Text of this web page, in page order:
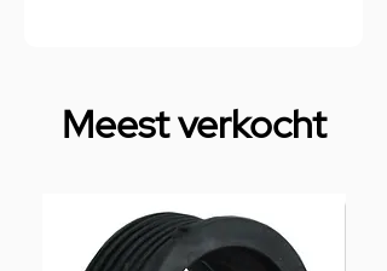
Meest verkocht